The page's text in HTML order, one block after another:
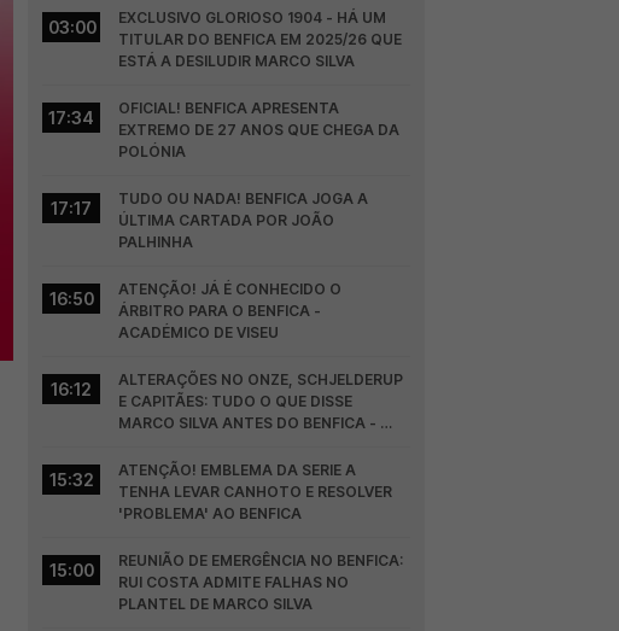
03:00
EXCLUSIVO GLORIOSO 1904 - HÁ UM
TITULAR DO BENFICA EM 2025/26 QUE
ESTÁ A DESILUDIR MARCO SILVA
17:34
OFICIAL! BENFICA APRESENTA
EXTREMO DE 27 ANOS QUE CHEGA DA
POLÓNIA
17:17
TUDO OU NADA! BENFICA JOGA A
ÚLTIMA CARTADA POR JOÃO
PALHINHA
16:50
ATENÇÃO! JÁ É CONHECIDO O
ÁRBITRO PARA O BENFICA -
ACADÉMICO DE VISEU
16:12
ALTERAÇÕES NO ONZE, SCHJELDERUP
E CAPITÃES: TUDO O QUE DISSE
MARCO SILVA ANTES DO BENFICA -
15:32
ATENÇÃO! EMBLEMA DA SERIE A
TENHA LEVAR CANHOTO E RESOLVER
'PROBLEMA' AO BENFICA
15:00
REUNIÃO DE EMERGÊNCIA NO BENFICA:
RUI COSTA ADMITE FALHAS NO
PLANTEL DE MARCO SILVA